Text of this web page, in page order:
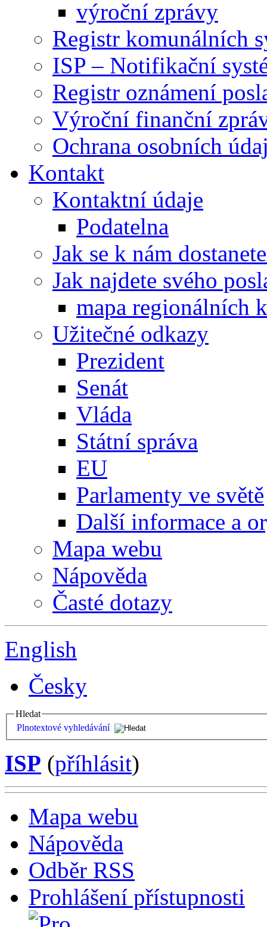
výroční zprávy
Registr komunálních
ISP – Notifikační
Registr oznámení
Výroční finanční
Ochrana osobních
Kontakt
Kontaktní údaje
Podatelna
Jak se k nám
Jak najdete svého
mapa regionálních
Užitečné odkazy
Prezident
Senát
Vláda
Státní správa
EU
Parlamenty ve světě
Další informace a
Mapa webu
Nápověda
Časté dotazy
English
Česky
Hledat
Plnotextové vyhledávání
ISP (příhlásit)
Mapa webu
Nápověda
Odběr RSS
Prohlášení přístupnosti